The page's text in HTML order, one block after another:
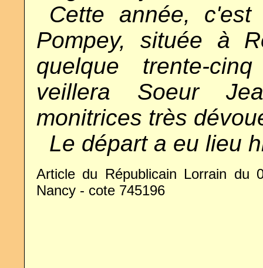
Cette année,
Pompey, située à
quelque trente-
veillera Soeur
monitrices très
Le départ a eu lieu
Article du Républicain Lorrain du
Nancy - cote 745196